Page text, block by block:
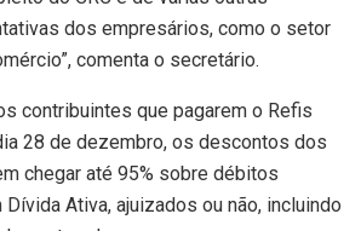
dos empresários, como o setor
comenta o secretário.
contribuintes que pagarem o Refis
28 de dezembro, os descontos dos
chegar até 95% sobre débitos
Ativa, ajuizados ou não, incluindo